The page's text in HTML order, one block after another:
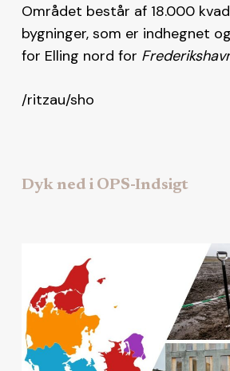
Området består af 18.000
bygninger, som er indhegnet
for Elling nord for
/ritzau/sho
Dyk ned i OPS-Indsigt